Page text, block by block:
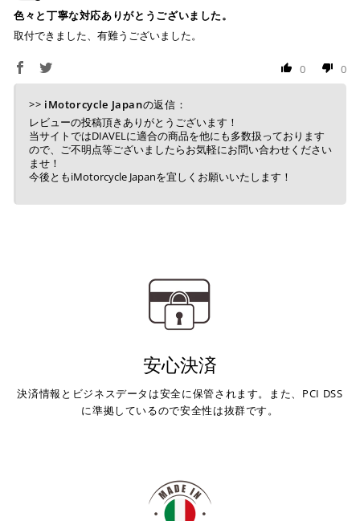
※ お支払期限はご注文日より7日以内とさせて頂いてお
り、万が一過ぎてしまった場合はご注文をキャンセルさ
色々と丁寧な対応ありがとうございました。
取付できました、有難うございました。
0 0
>> iMotorcycle Japanの返信：
レビューの投稿頂きありがとうございます！
当サイトではDIAVELに適合の商品を他にも多数扱っております
ので、ご不明点等ございましたらお気軽にお問い合わせください
ませ！
今後ともiMotorcycle Japanを宜しくお願いいたします！
安心決済
決済情報とビジネスデータは安全に保管されます。また、PCI DSS
に準拠しているので安全性は抜群です。